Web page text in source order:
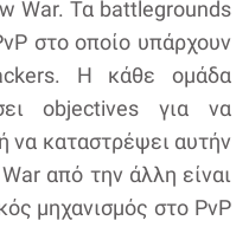
War. Τα battlegrounds
στο οποίο υπάρχουν
Η κάθε ομάδα
objectives για να
να καταστρέψει αυτήν
από την άλλη είναι
μηχανισμός στο PvP